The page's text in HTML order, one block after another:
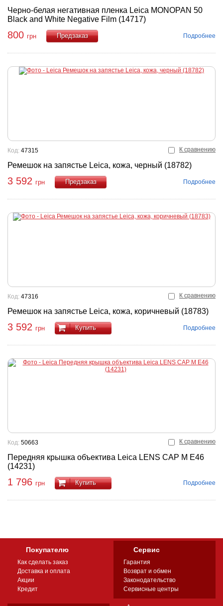
Черно-белая негативная пленка Leica MONOPAN 50
Black and White Negative Film (14717)
800 грн
Подробнее
К сравнению
Ремешок на запястье Leica, кожа, черный (18782)
Код: 47315
3 592 грн
Подробнее
К сравнению
Ремешок на запястье Leica, кожа, коричневый (18783)
Код: 47316
3 592 грн Купить Подробнее
К сравнению
Передняя крышка объектива Leica LENS CAP M E46
(14231)
Код: 50663
1 796 грн Купить Подробнее
Покупателю
Как сделать заказ
Доставка и оплата
Акции
Кредит
Сервис
Гарантия
Возврат и обмен
Законодательство
Сервисные центры